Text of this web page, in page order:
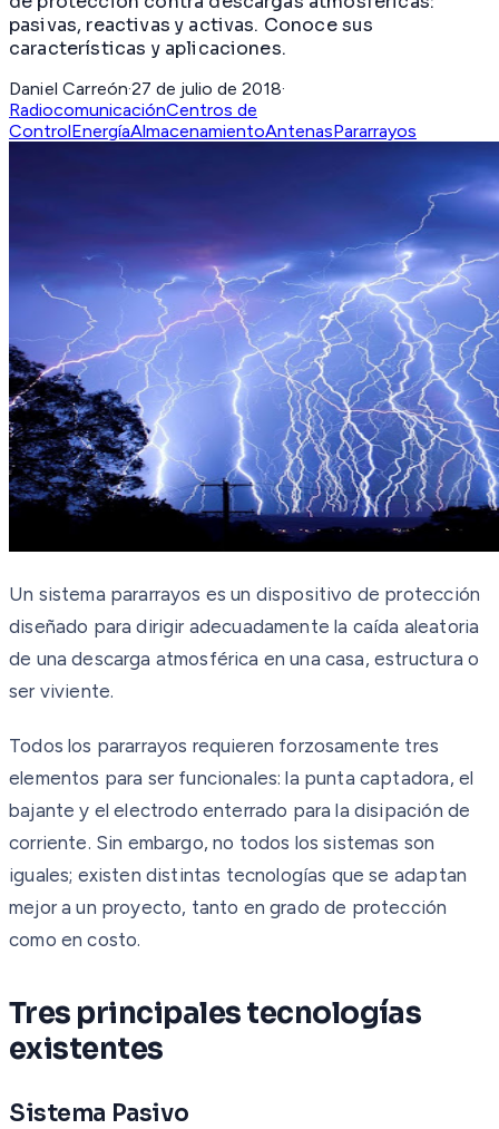
pasivas, reactivas y activas. Conoce sus
características y aplicaciones.
Daniel Carreón·27 de julio de 2018·
RadiocomunicaciónCentros de
ControlEnergíaAlmacenamientoAntenasPararrayos
Un sistema pararrayos es un dispositivo de protección
diseñado para dirigir adecuadamente la caída aleatoria
de una descarga atmosférica en una casa, estructura o
ser viviente.
Todos los pararrayos requieren forzosamente tres
elementos para ser funcionales: la punta captadora, el
bajante y el electrodo enterrado para la disipación de
corriente. Sin embargo, no todos los sistemas son
iguales; existen distintas tecnologías que se adaptan
mejor a un proyecto, tanto en grado de protección
como en costo.
Tres principales tecnologías
existentes
Sistema Pasivo